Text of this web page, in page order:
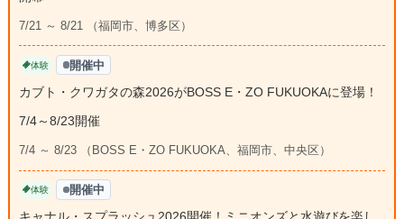
7/21 ～ 8/21 （福岡市、博多区）
体験 開催中
カブト・クワガタの森2026がBOSS E・ZO FUKUOKAに登場！
7/4～8/23開催
7/4 ～ 8/23 （BOSS E・ZO FUKUOKA、福岡市、中央区）
体験 開催中